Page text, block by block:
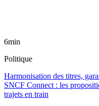
6min
Politique
Harmonisation des titres,
SNCF Connect : les
trajets en train